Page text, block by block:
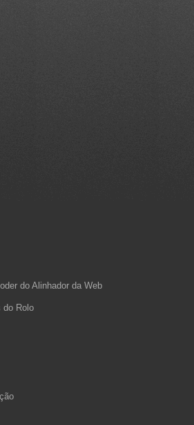
do Alinhador da Web
do Rolo